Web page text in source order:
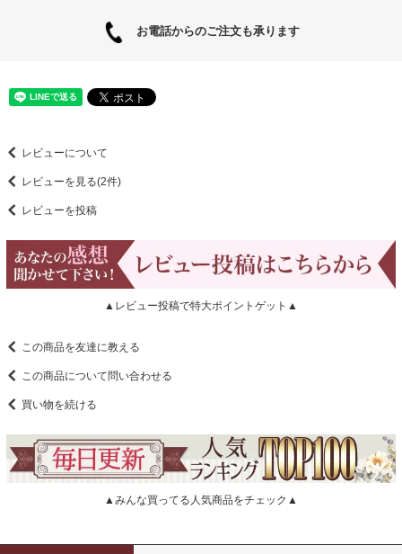
お電話からのご注文も承ります
レビューについて
レビューを見る(2件)
レビューを投稿
▲レビュー投稿で特大ポイントゲット▲
この商品を友達に教える
この商品について問い合わせる
買い物を続ける
▲みんな買ってる人気商品をチェック▲